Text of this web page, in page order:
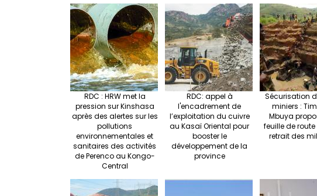
RDC : HRW met la
pression sur Kinshasa
après des alertes sur les
pollutions
environnementales et
sanitaires des activités
de Perenco au Kongo-
Central
RDC: appel à
l'encadrement de
l’exploitation du cuivre
au Kasaï Oriental pour
booster le
développement de la
province
Sécurisation
miniers :
Mbuya
feuille de
retrait des